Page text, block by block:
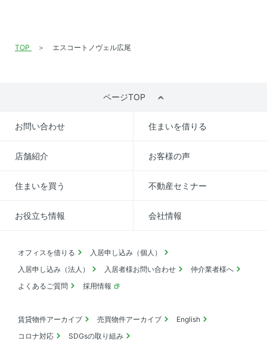
TOP エスコートノヴェル広尾
ページTOP
お問い合わせ 住まいを借りる
店舗紹介 お客様の声
住まいを買う 不動産セミナー
お役立ち情報 会社情報
オフィスを借りる
入居申し込み（個人）
入居申し込み（法人）
入居者様お問い合わせ
仲介業者様へ
よくあるご質問
採用情報
賃貸物件アーカイブ 売買物件アーカイブ
English
コロナ対応
SDGsの取り組み